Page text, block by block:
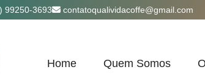
99250-3693 contatoqualividacoffe@gmail.com
Home Quem Somos